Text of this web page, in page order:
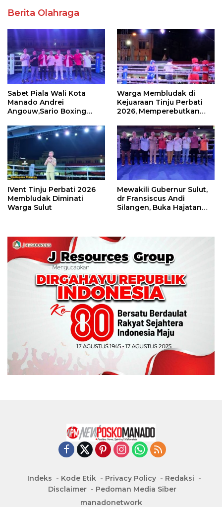
Berita Olahraga
Sabet Piala Wali Kota
Manado Andrei
Angouw,Sario Boxing
Perbati 2026
Warga Membludak di
Kejuaraan Tinju Perbati
2026, Memperebutkan
IVent Tinju Perbati 2026
Membludak Diminati
Warga Sulut
Mewakili Gubernur Sulut,
dr Fransiscus Andi
Silangen, Buka Hajatan
Indeks Kode Etik Privacy Policy
Redaksi
Disclaimer
Pedoman Media Siber
manadonetwork